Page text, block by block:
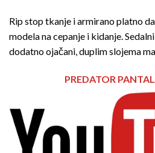
Rip stop tkanje i armirano platno
modela na cepanje i kidanje.
dodatno ojačani, duplim slojema
PREDATOR